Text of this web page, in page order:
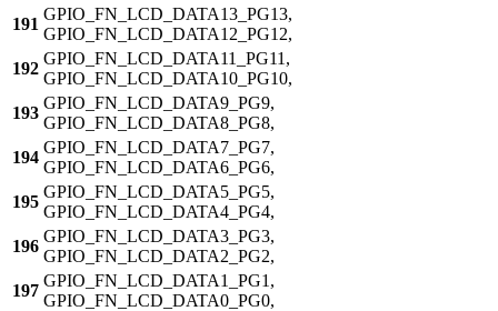
191
GPIO_FN_LCD_DATA13_PG13,
GPIO_FN_LCD_DATA12_PG12,
192
GPIO_FN_LCD_DATA11_PG11,
GPIO_FN_LCD_DATA10_PG10,
193
GPIO_FN_LCD_DATA9_PG9,
GPIO_FN_LCD_DATA8_PG8,
194
GPIO_FN_LCD_DATA7_PG7,
GPIO_FN_LCD_DATA6_PG6,
195
GPIO_FN_LCD_DATA5_PG5,
GPIO_FN_LCD_DATA4_PG4,
196
GPIO_FN_LCD_DATA3_PG3,
GPIO_FN_LCD_DATA2_PG2,
197
GPIO_FN_LCD_DATA1_PG1,
GPIO_FN_LCD_DATA0_PG0,